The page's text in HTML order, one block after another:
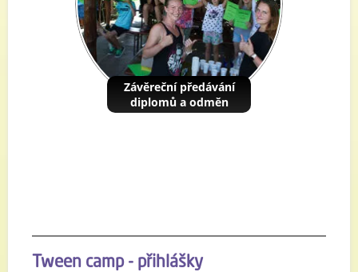
Závěreční předávání
diplomů a odměn
Tween camp - přihlášky